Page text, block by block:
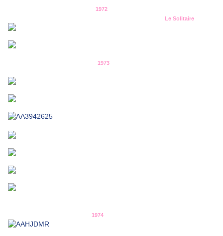
1972
Le Solitaire
1973
1974